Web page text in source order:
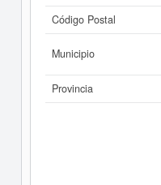
Código Postal
Municipio
Provincia